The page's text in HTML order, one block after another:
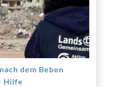
dem Beben
Hilfe